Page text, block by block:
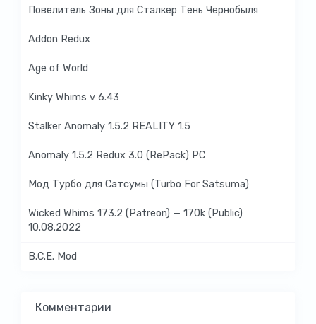
Повелитель Зоны для Сталкер Тень Чернобыля
Addon Redux
Age of World
Kinky Whims v 6.43
Stalker Anomaly 1.5.2 REALITY 1.5
Anomaly 1.5.2 Redux 3.0 (RePack) PC
Мод Турбо для Сатсумы (Turbo For Satsuma)
Wicked Whims 173.2 (Patreon) — 170k (Public)
10.08.2022
B.C.E. Mod
Комментарии